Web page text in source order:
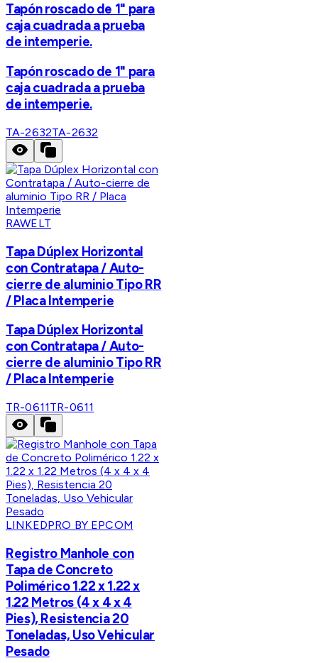
Tapón roscado de 1" para
caja cuadrada a prueba
de intemperie.
Tapón roscado de 1" para
caja cuadrada a prueba
de intemperie.
TA-2632TA-2632
RAWELT
Tapa Dúplex Horizontal
con Contratapa / Auto-
cierre de aluminio Tipo RR
/ Placa Intemperie
Tapa Dúplex Horizontal
con Contratapa / Auto-
cierre de aluminio Tipo RR
/ Placa Intemperie
TR-0611TR-0611
LINKEDPRO BY EPCOM
Registro Manhole con
Tapa de Concreto
Polimérico 1.22 x 1.22 x
1.22 Metros (4 x 4 x 4
Pies), Resistencia 20
Toneladas, Uso Vehicular
Pesado